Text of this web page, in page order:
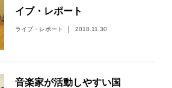
イブ・レポート
ライブ・レポート 2018.11.30
音楽家が活動しやすい国